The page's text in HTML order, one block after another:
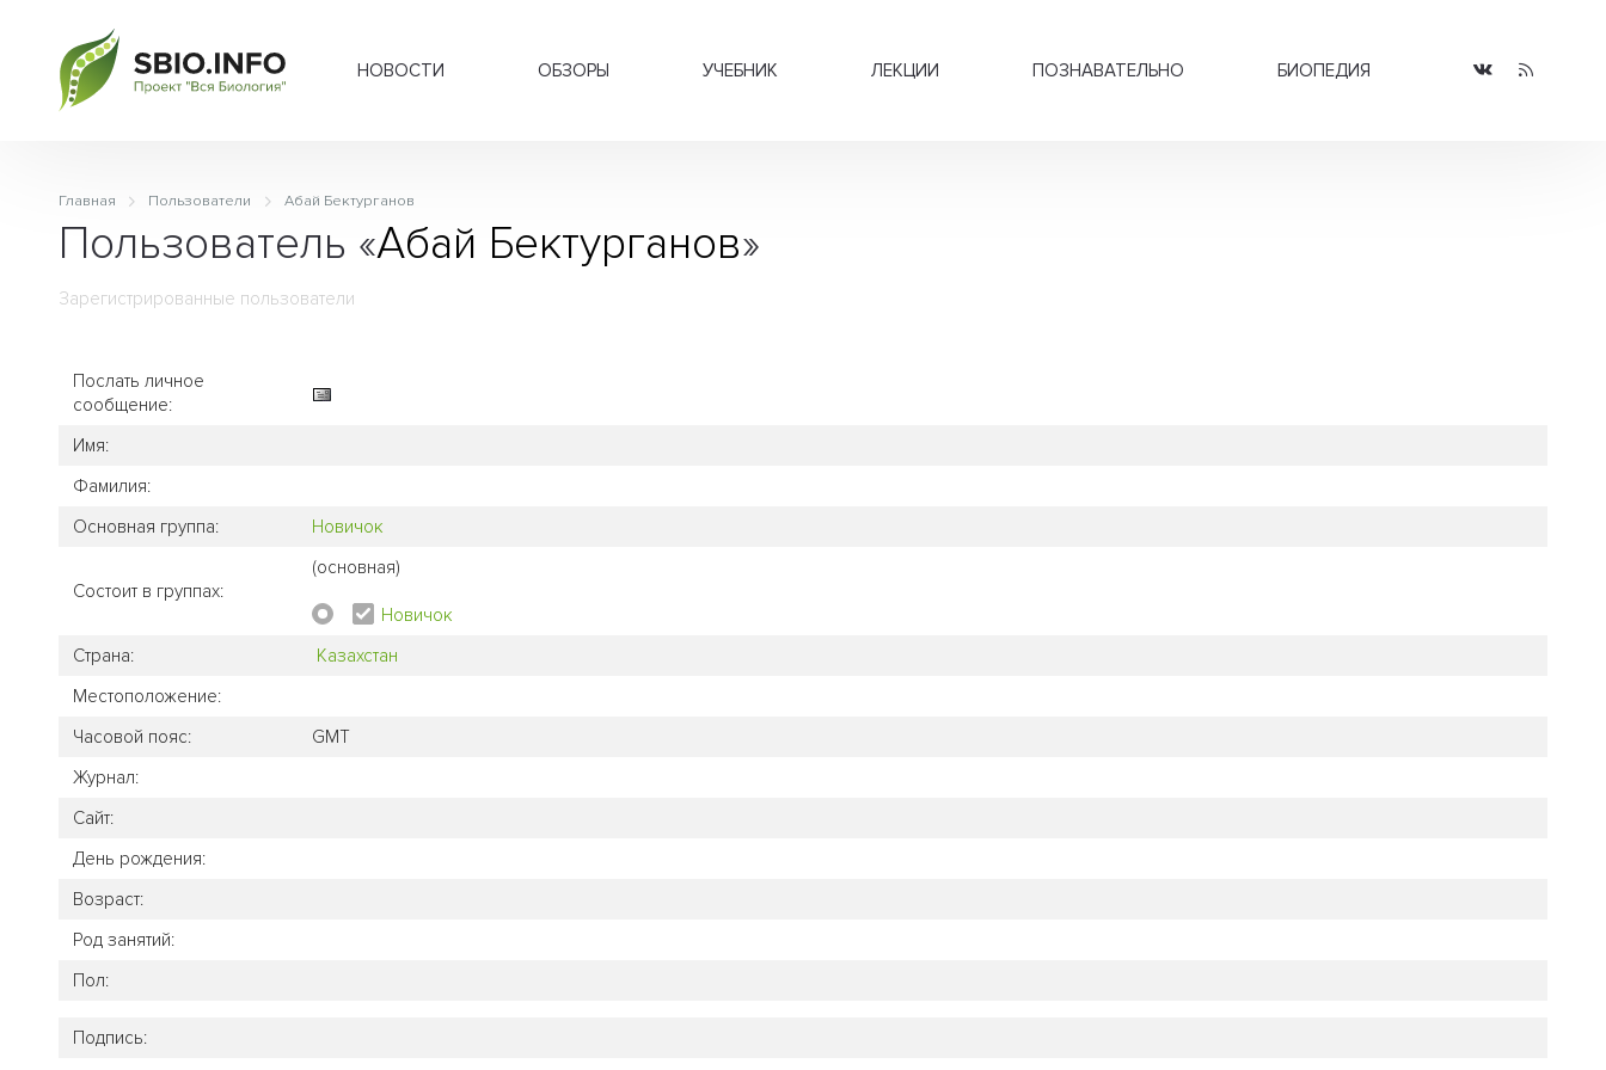
НОВОСТИ ОБЗОРЫ УЧЕБНИК ЛЕКЦИИ ПОЗНАВАТЕЛЬНО БИОПЕДИЯ
Главная Пользователи Абай Бектурганов
Пользователь «Абай Бектурганов»
Зарегистрированные пользователи
Послать личное
сообщение:
Имя:
Фамилия:
Основная группа:
Новичок
Состоит в группах:
(основная)
Новичок
Страна:
Казахстан
Местоположение:
Часовой пояс:
GMT
Журнал:
Сайт:
День рождения:
Возраст:
Род занятий:
Пол:
Подпись: